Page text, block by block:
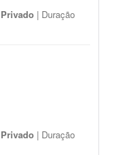
Privado | Duração
Privado | Duração